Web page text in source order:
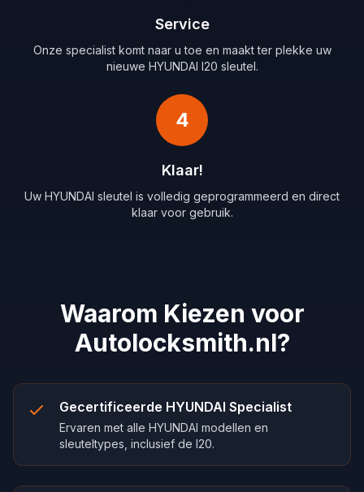
Service
Onze specialist komt naar u toe en maakt ter plekke uw
nieuwe HYUNDAI I20 sleutel.
4
Klaar!
Uw HYUNDAI sleutel is volledig geprogrammeerd en direct
klaar voor gebruik.
Waarom Kiezen voor
Autolocksmith.nl?
Gecertificeerde HYUNDAI Specialist
Ervaren met alle HYUNDAI modellen en
sleuteltypes, inclusief de I20.